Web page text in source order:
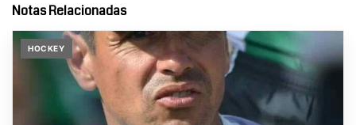
Notas Relacionadas
HOCKEY